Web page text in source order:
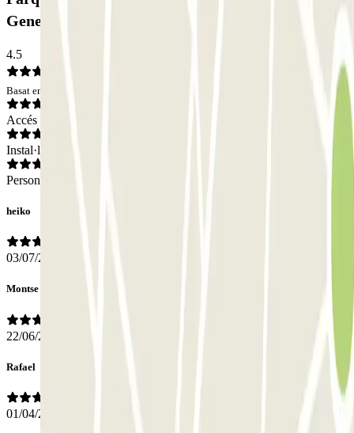
General P1: Opinions
4.5
Basat en 32 opinions
Accés
Instal·lacions
Personal
heiko
03/07/2026
Montse
22/06/2026
Rafael
01/04/2026